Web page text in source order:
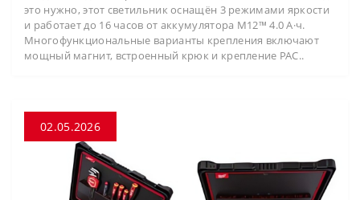
это нужно, этот светильник оснащён 3 режимами яркости
и работает до 16 часов от аккумулятора M12™ 4.0 А·ч.
Многофункциональные варианты крепления включают
мощный магнит, встроенный крюк и крепление PAC..
02.05.2026